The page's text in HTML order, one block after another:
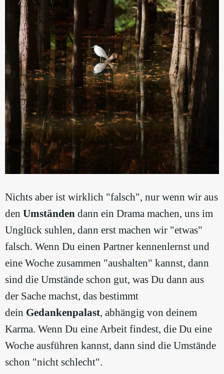
Nichts aber ist wirklich "falsch", nur wenn wir aus
den Umständen dann ein Drama machen, uns im
Unglück suhlen, dann erst machen wir "etwas"
falsch. Wenn Du einen Partner kennenlernst und
eine Woche zusammen "aushalten" kannst, dann
sind die Umstände schon gut, was Du dann aus
der Sache machst, das bestimmt
dein Gedankenpalast, abhängig von deinem
Karma. Wenn Du eine Arbeit findest, die Du eine
Woche ausführen kannst, dann sind die Umstände
schon "nicht schlecht".